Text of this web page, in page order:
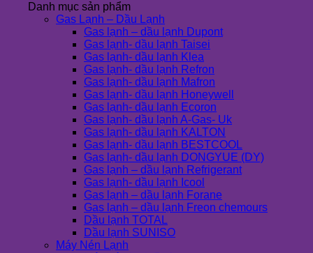
Danh mục sản phẩm
Gas Lạnh – Dầu Lạnh
Gas lạnh – dầu lạnh Dupont
Gas lạnh- dầu lạnh Taisei
Gas lạnh- dầu lạnh Klea
Gas lạnh- dầu lạnh Refron
Gas lạnh- dầu lạnh Mafron
Gas lạnh- dầu lạnh Honeywell
Gas lạnh- dầu lạnh Ecoron
Gas lạnh- dầu lạnh A-Gas- Uk
Gas lạnh- dầu lạnh KALTON
Gas lạnh- dầu lạnh BESTCOOL
Gas lạnh- dầu lạnh DONGYUE (DY)
Gas lạnh – dầu lạnh Refrigerant
Gas lạnh- dầu lạnh Icool
Gas lạnh – dầu lạnh Forane
Gas lạnh – dầu lạnh Freon chemours
Dầu lạnh TOTAL
Dầu lạnh SUNISO
Máy Nén Lạnh